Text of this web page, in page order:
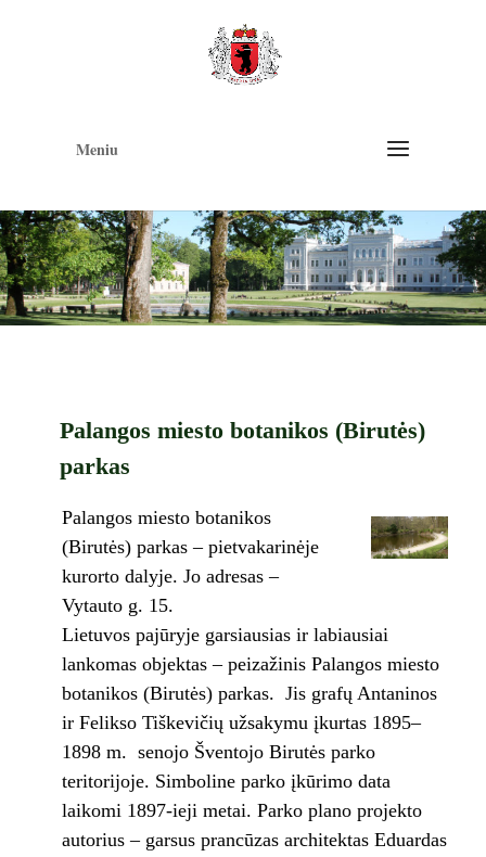
Meniu
Palangos miesto botanikos (Birutės)
parkas
Palangos miesto botanikos
(Birutės) parkas – pietvakarinėje
kurorto dalyje. Jo adresas –
Vytauto g. 15.
Lietuvos pajūryje garsiausias ir labiausiai
lankomas objektas – peizažinis Palangos miesto
botanikos (Birutės) parkas. Jis grafų Antaninos
ir Felikso Tiškevičių užsakymu įkurtas 1895–
1898 m. senojo Šventojo Birutės parko
teritorijoje. Simboline parko įkūrimo data
laikomi 1897-ieji metai. Parko plano projekto
autorius – garsus prancūzas architektas Eduardas